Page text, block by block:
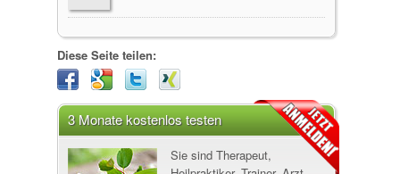
Diese Seite teilen:
3 Monate kostenlos testen
Sie sind Therapeut,